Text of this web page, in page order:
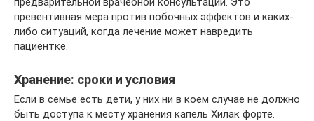
превентивная мера против побочных эффектов и каких-
либо ситуаций, когда лечение может навредить
пациентке.
Хранение: сроки и условия
Если в семье есть дети, у них ни в коем случае не должно
быть доступа к месту хранения капель Хилак форте.